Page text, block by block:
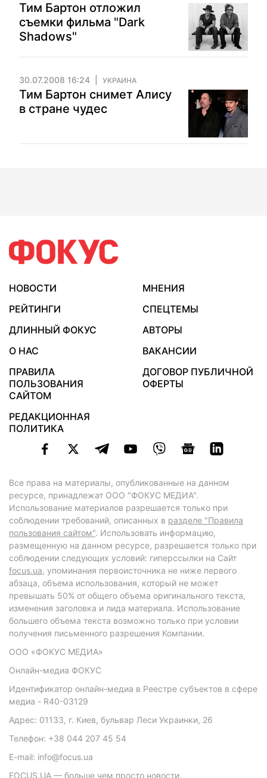
Тим Бартон отложил
съемки фильма "Dark
Shadows"
30.07.2008 16:24 УКРАИНА
Тим Бартон снимет Алису
в стране чудес
НОВОСТИ
МНЕНИЯ
РЕЙТИНГИ
СПЕЦТЕМЫ
ДЛИННЫЙ ФОКУС
АВТОРЫ
О НАС
ВАКАНСИИ
ПРАВИЛА
ПОЛЬЗОВАНИЯ
САЙТОМ
ДОГОВОР ПУБЛИЧНОЙ
ОФЕРТЫ
РЕДАКЦИОННАЯ
ПОЛИТИКА
Все права на материалы, опубликованные на данном
ресурсе, принадлежат ООО "ФОКУС МЕДИА".
Использование материалов разрешается только при
соблюдении требований, описанных в разделе "Правила
пользования сайтом". Использовать информацию,
размещенную на данном ресурсе, разрешается только при
соблюдении следующих условий: гиперссылки на Сайт
focus.ua, упоминания первоисточника не ниже первого
абзаца, объема использования, который не может
превышать 50% от общего объема оригинального текста,
изменения заголовка и лида материала. Использование
большего объема текста возможно только при условии
получения письменного разрешения Компании.
ООО «ФОКУС МЕДИА»
Онлайн-медиа ФОКУС
Идентификатор онлайн-медиа в Реестре субъектов в сфере
медиа - R40-03129
Адрес: 01133, г. Киев, бульвар Леси Украинки, 26
Телефон: +38 044 207 45 54
E-mail: info@focus.ua
FOCUS.UA — больше чем просто новости.